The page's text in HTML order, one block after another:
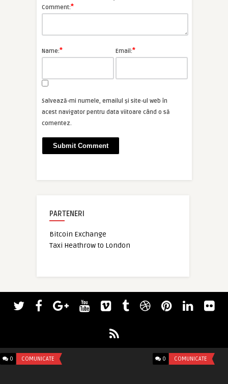
Comment:*
Name:* Email:*
Salvează-mi numele, emailul și site-ul web în
acest navigator pentru data viitoare când o să
comentez.
PARTENERI
Bitcoin Exchange
Taxi Heathrow to London
0 COMUNICATE 0 COMUNICATE